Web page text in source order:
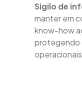
Sigilo de
manter em
know-how
protegendo